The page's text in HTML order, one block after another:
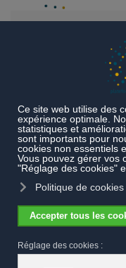
enfants explorent
Lapurla
Après avoir traduit la
participation culturelle
Pro Enfance
initiée par la Haute
Pour-cent culturel